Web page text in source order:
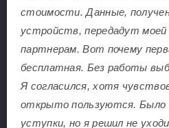
стоимости. Данные,
устройств, передадут
партнерам. Вот почему
бесплатная. Без работы
Я согласился, хотя
открыто пользуются. Было
уступки, но я решил не